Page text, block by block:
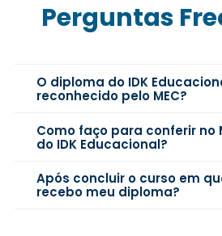
Perguntas
O diploma do IDK
reconhecido pelo MEC?
Como faço para conferir no
do IDK Educacional?
Após concluir o curso em
recebo meu diploma?